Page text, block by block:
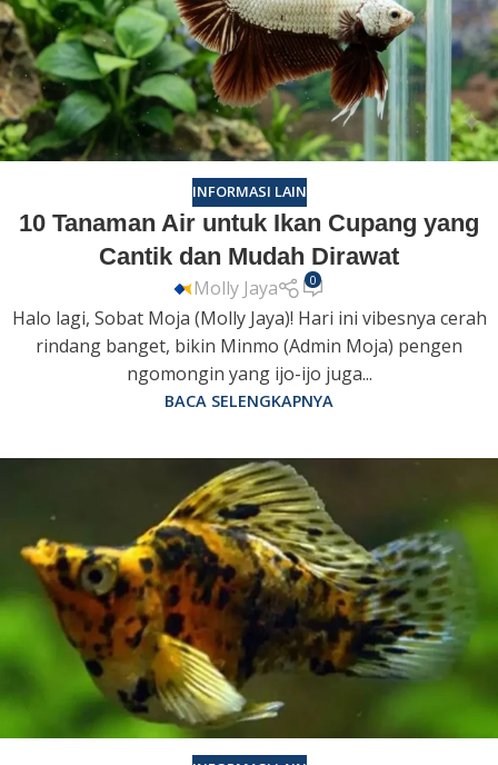
INFORMASI LAIN
10 Tanaman Air untuk Ikan Cupang yang
Cantik dan Mudah Dirawat
Molly Jaya 0
Halo lagi, Sobat Moja (Molly Jaya)! Hari ini vibesnya cerah
rindang banget, bikin Minmo (Admin Moja) pengen
ngomongin yang ijo-ijo juga...
BACA SELENGKAPNYA